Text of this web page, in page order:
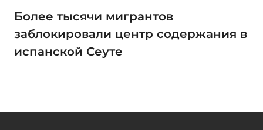
Более тысячи мигрантов
заблокировали центр содержания в
испанской Сеуте